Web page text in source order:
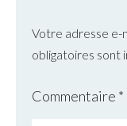
Votre adresse e-
obligatoires sont
Commentaire *